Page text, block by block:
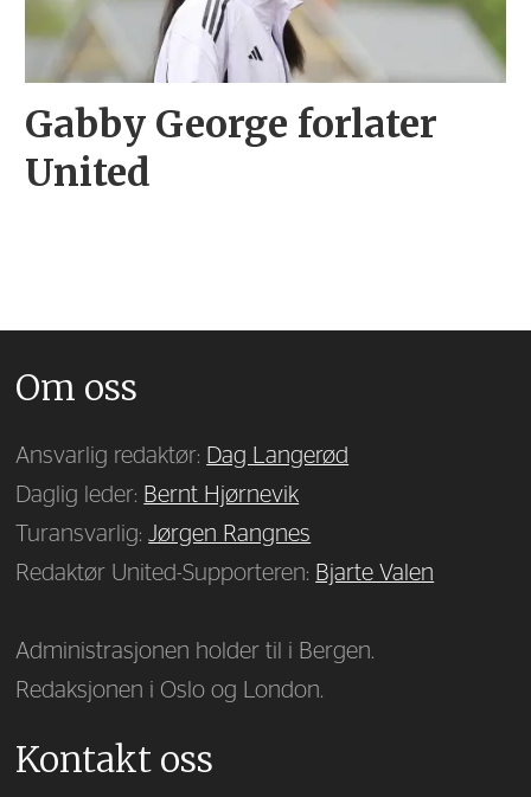
Gabby George forlater
United
Om oss
Ansvarlig redaktør: Dag Langerød
Daglig leder: Bernt Hjørnevik
Turansvarlig:Jørgen Rangnes
Redaktør United-Supporteren: Bjarte Valen
Administrasjonen holder til i Bergen.
Redaksjonen i Oslo og London.
Kontakt oss